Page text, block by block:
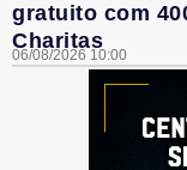
gratuito com
Charitas
06/08/2026 10:00